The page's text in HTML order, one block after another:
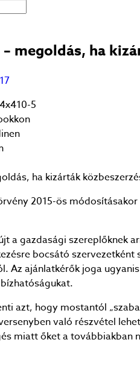
megoldás, ha
ha kizárták
2015-ös
a gazdasági szereplőknek
bocsátó
Az ajánlatkérők joga
azt, hogy mostantól
való részvétel
miatt őket a továbbiakban